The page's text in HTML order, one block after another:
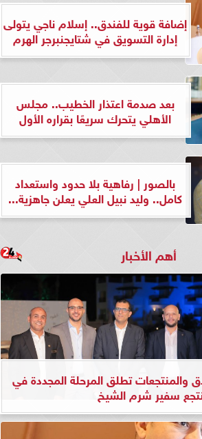
إضافة قوية للفندق.. إسلام ناجي يتولى
إدارة التسويق في شتايجنبرجر الهرم
بعد صدمة اعتذار الخطيب.. مجلس
الأهلي يتحرك سريعًا بقراره الأول
بالصور | رفاهية بلا حدود واستعداد
كامل.. وليد نبيل العلي يعلن جاهزية...
أهم الأخبار
والمنتجعات تطلق المرحلة المجددة في
سفير شرم الشيخ